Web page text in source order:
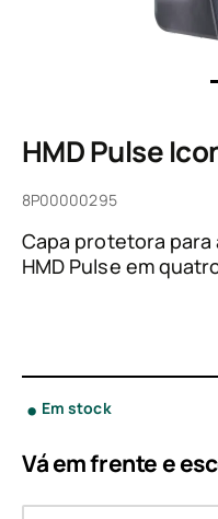
HMD Pulse
8P00000295
Capa protetora para
HMD Pulse em
Em stock
Vá em frente e